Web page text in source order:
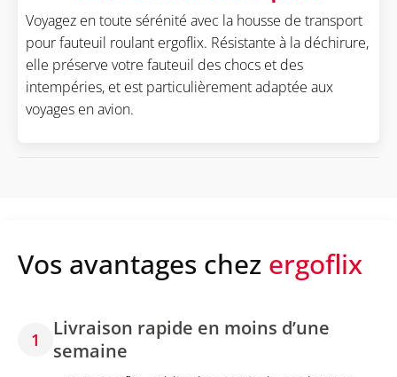
Voyagez en toute sérénité avec la housse de transport
pour fauteuil roulant ergoflix. Résistante à la déchirure,
elle préserve votre fauteuil des chocs et des
intempéries, et est particulièrement adaptée aux
voyages en avion.
Vos avantages chez ergoflix
1
Livraison rapide en moins d’une
semaine